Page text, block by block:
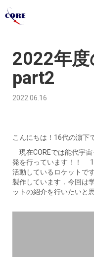
の
告
homepage
2022年
part2
2022.06.16
こんにちは！16代の濵下
現在COREでは能代宇
発を行っています！！ 1
活動しているロケットで
製作しています．今回は
ットの紹介を行いたいと